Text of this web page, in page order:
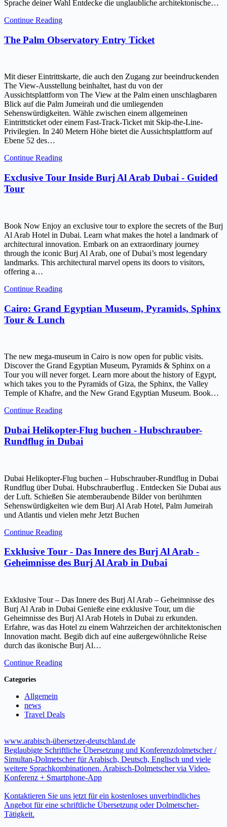
Sprache deiner Wahl Entdecke die unglaubliche architektonische…
Continue Reading
The Palm Observatory Entry Ticket
Mit dieser Eintrittskarte, die auch den Zugang zur beeindruckenden
The View-Ausstellung beinhaltet, hast du von der
Aussichtsplattform von The View at the Palm einen unschlagbaren
Blick auf die Palm Jumeirah und die umliegenden
Sehenswürdigkeiten. Wähle zwischen einem allgemeinen
Eintrittsticket oder einem Fast-Track-Ticket mit Skip-the-Line-
Privilegien. In 240 Metern Höhe bietet die Aussichtsplattform auf
Ebene 52 des…
Continue Reading
Exclusive Tour Inside Burj Al Arab Dubai - Guided
Tour
Book Now Enjoy an exclusive tour to explore the secrets of the Burj
Al Arab Hotel in Dubai. Learn what makes the hotel a landmark of
architectural innovation. Embark on an extraordinary journey
through the iconic Burj Al Arab, one of Dubai’s most legendary
landmarks. This architectural marvel opens its doors to visitors,
offering a…
Continue Reading
Cairo: Grand Egyptian Museum, Pyramids, Sphinx
Tour & Lunch
The new mega-museum in Cairo is now open for public visits.
Discover the Grand Egyptian Museum, Pyramids & Sphinx on a
Tour you will never forget. Learn more about the history of Egypt,
which takes you to the Pyramids of Giza, the Sphinx, the Valley
Temple of Khafre, and the New Grand Egyptian Museum. Book…
Continue Reading
Dubai Helikopter-Flug buchen - Hubschrauber-
Rundflug in Dubai
Dubai Helikopter-Flug buchen – Hubschrauber-Rundflug in Dubai
Rundflug über Dubai. Hubschrauberflug . Entdecken Sie Dubai aus
der Luft. Schießen Sie atemberaubende Bilder von berühmten
Sehenswürdigkeiten wie dem Burj Al Arab Hotel, Palm Jumeirah
und Atlantis und vielen mehr Jetzt Buchen
Continue Reading
Exklusive Tour - Das Innere des Burj Al Arab -
Geheimnisse des Burj Al Arab in Dubai
Exklusive Tour – Das Innere des Burj Al Arab – Geheimnisse des
Burj Al Arab in Dubai Genieße eine exklusive Tour, um die
Geheimnisse des Burj Al Arab Hotels in Dubai zu erkunden.
Erfahre, was das Hotel zu einem Wahrzeichen der architektonischen
Innovation macht. Begib dich auf eine außergewöhnliche Reise
durch das ikonische Burj Al…
Continue Reading
Categories
Allgemein
news
Travel Deals
www.arabisch-übersetzer-deutschland.de
Beglaubigte Schriftliche Übersetzung und Konferenzdolmetscher /
Simultan-Dolmetscher für Arabisch, Deutsch, Englisch und viele
weitere Sprachkombinationen. Arabisch-Dolmetscher via Video-
Konferenz + Smartphone-App
Kontaktieren Sie uns jetzt für ein kostenloses unverbindliches
Angebot für eine schriftliche Übersetzung oder Dolmetscher-
Tätigkeit.